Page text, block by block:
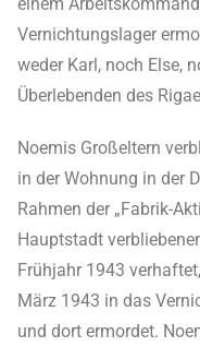
Vernichtungslager
weder Karl, noch Else,
Überlebenden des
Noemis Großeltern
in der Wohnung in der
Rahmen der „Fabrik-
Hauptstadt
Frühjahr 1943
März 1943 in das
und dort ermordet.